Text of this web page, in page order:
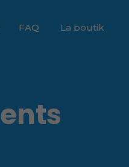
FAQ La boutik